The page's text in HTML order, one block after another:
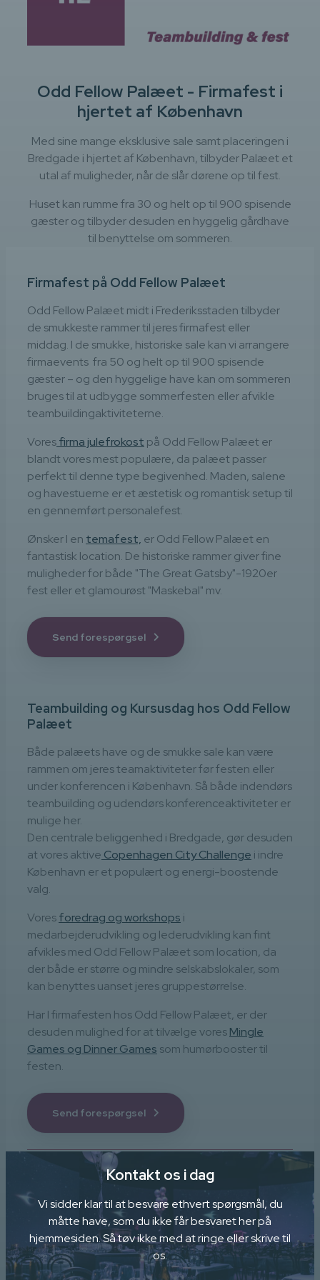
Odd Fellow Palæet - Firmafest i
hjertet af København
Med sine mange eksklusive sale samt placeringen i
Bredgade i hjertet af København, tilbyder Palæet et
utal af muligheder, når de slår dørene op til fest.
Huset kan rumme fra 30 og helt op til 900 spisende
gæster og tilbyder desuden en hyggelig gårdhave
til benyttelse om sommeren.
Firmafest på Odd Fellow Palæet
Odd Fellow Palæet midt i Frederiksstaden tilbyder
de smukkeste rammer til jeres firmafest eller
middag. I de smukke, historiske sale kan vi arrangere
firmaevents fra 50 og helt op til 900 spisende
gæster – og den hyggelige have kan om sommeren
bruges til at udbygge sommerfesten eller afvikle
teambuildingaktiviteterne.
Voresfirma julefrokost på Odd Fellow Palæet er
blandt vores mest populære, da palæet passer
perfekt til denne type begivenhed. Maden, salene
og havestuerne er et æstetisk og romantisk setup til
en gennemført personalefest.
Ønsker I en temafest, er Odd Fellow Palæet en
fantastisk location. De historiske rammer giver fine
muligheder for både "The Great Gatsby"-1920er
fest eller et glamourøst "Maskebal" mv.
Send forespørgsel
Teambuilding og Kursusdag hos Odd Fellow
Palæet
Både palæets have og de smukke sale kan være
rammen om jeres teamaktiviteter før festen eller
under konferencen i København. Så både indendørs
teambuilding og udendørs konferenceaktiviteter er
mulige her.
Den centrale beliggenhed i Bredgade, gør desuden
at vores aktive Copenhagen City Challenge i indre
København er et populært og energi-boostende
valg.
Voresforedrag og workshops i
medarbejderudvikling og lederudvikling kan fint
afvikles med Odd Fellow Palæet som location, da
der både er større og mindre selskabslokaler, som
kan benyttes uanset jeres gruppestørrelse.
Har I firmafesten hos Odd Fellow Palæet, er der
desuden mulighed for at tilvælge voresMingle
Games og Dinner Games som humørbooster til
festen.
Send forespørgsel
Kontakt os i dag
Vi sidder klar til at besvare ethvert spørgsmål, du
måtte have, som du ikke får besvaret her på
hjemmesiden. Så tøv ikke med at ringe eller skrive til
os.